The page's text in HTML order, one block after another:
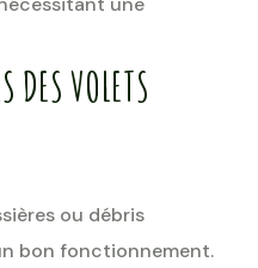
DES VOLETS
ou débris
bon fonctionnement.